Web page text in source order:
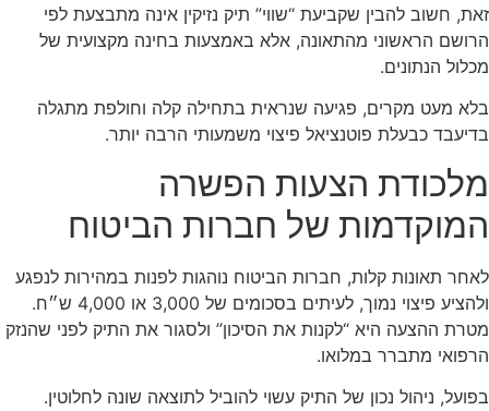
זאת, חשוב להבין שקביעת “שווי” תיק נזיקין אינה מתבצעת לפי
הרושם הראשוני מהתאונה, אלא באמצעות בחינה מקצועית של
מכלול הנתונים.
בלא מעט מקרים, פגיעה שנראית בתחילה קלה וחולפת מתגלה
בדיעבד כבעלת פוטנציאל פיצוי משמעותי הרבה יותר.
מלכודת הצעות הפשרה
המוקדמות של חברות הביטוח
לאחר תאונות קלות, חברות הביטוח נוהגות לפנות במהירות לנפגע
ולהציע פיצוי נמוך, לעיתים בסכומים של 3,000 או 4,000 ש״ח.
מטרת ההצעה היא “לקנות את הסיכון” ולסגור את התיק לפני שהנזק
הרפואי מתברר במלואו.
בפועל, ניהול נכון של התיק עשוי להוביל לתוצאה שונה לחלוטין.